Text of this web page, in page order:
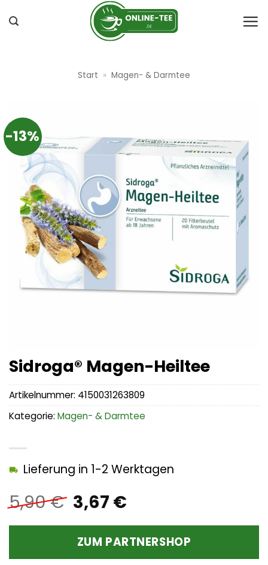
Inhalt
Start » Magen- & Darmtee
-13%
Sidroga® Magen-Heiltee
5,90€ Ursprünglicher
Preis
war:
5,90 €
3,67 €Aktueller
ist:
3,67 €.
Lieferung in 1-2 Werktagen
ZUM PARTNERSHOP
Artikelnummer: 4150031263809
Kategorie: Magen- & Darmtee